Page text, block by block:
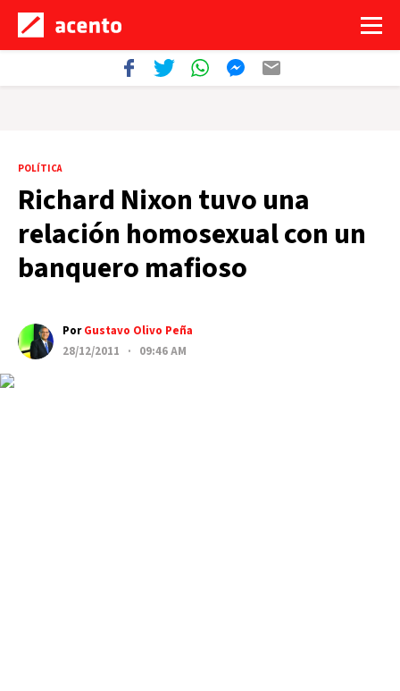
POLÍTICA
Richard Nixon tuvo una
relación homosexual con un
banquero mafioso
PorGustavo Olivo Peña
28/12/2011 · 09:46 AM